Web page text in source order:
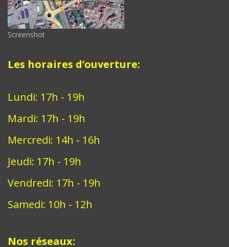
Screenshot
Les horaires d’ouverture:
Lundi: 17h - 19h
Mardi: 17h - 19h
Mercredi: 14h - 16h
Jeudi: 17h - 19h
Vendredi: 17h - 19h
Samedi: 10h - 12h
Nos réseaux: